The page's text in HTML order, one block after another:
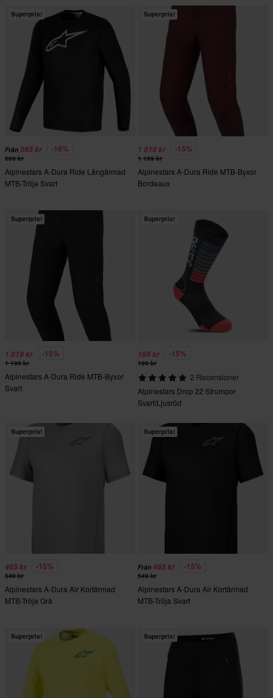
Superpris!
Från 565 kr -16%
669 kr
Alpinestars A-Dura Ride Långärmad
MTB-Tröja Svart
Superpris!
1 019 kr -15%
1 199 kr
Alpinestars A-Dura Ride MTB-Byxor
Bordeaux
Superpris!
1 019 kr -15%
1 199 kr
Alpinestars A-Dura Ride MTB-Byxor
Svart
Superpris!
169 kr -15%
199 kr
2 Recensioner
Alpinestars Drop 22 Strumpor
Svart/Ljusröd
Superpris!
465 kr -15%
549 kr
Alpinestars A-Dura Air Kortärmad
MTB-Tröja Grå
Superpris!
Från 465 kr -15%
549 kr
Alpinestars A-Dura Air Kortärmad
MTB-Tröja Svart
Superpris! Superpris!